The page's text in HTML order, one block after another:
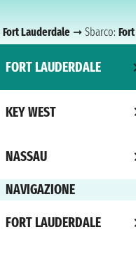
Fort Lauderdale ➞ Sbarco:
FORT LAUDERDALE
KEY WEST
NASSAU
NAVIGAZIONE
FORT LAUDERDALE